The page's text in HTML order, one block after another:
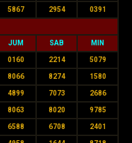
5867 2954 0391
JUM SAB MIN
0160 2214 5079
8066 8274 1580
4899 7073 2686
8063 8020 9785
6588 6708 2401